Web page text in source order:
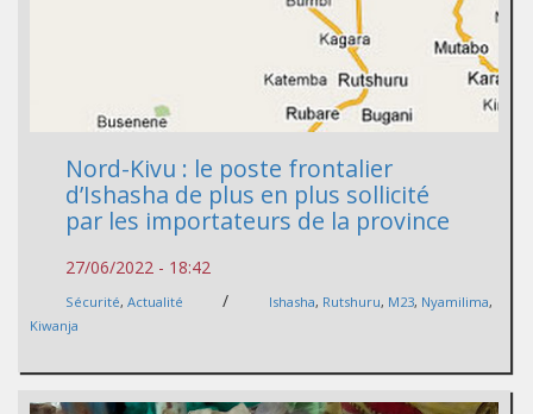
Nord-Kivu : le poste frontalier
d’Ishasha de plus en plus sollicité
par les importateurs de la province
27/06/2022 - 18:42
Sécurité, Actualité / Ishasha, Rutshuru, M23, Nyamilima,
Kiwanja